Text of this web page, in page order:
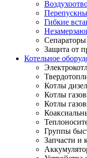
Гибкие
Защита от
Котельное
Котлы
Котлы
Котлы
Группы
Запчасти и